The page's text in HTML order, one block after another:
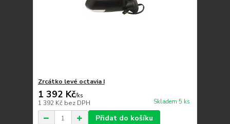
Zrcátko levé octavia I
1 392 Kč/ks
1 392 Kč bez DPH Skladem 5 ks
Přidat do košíku